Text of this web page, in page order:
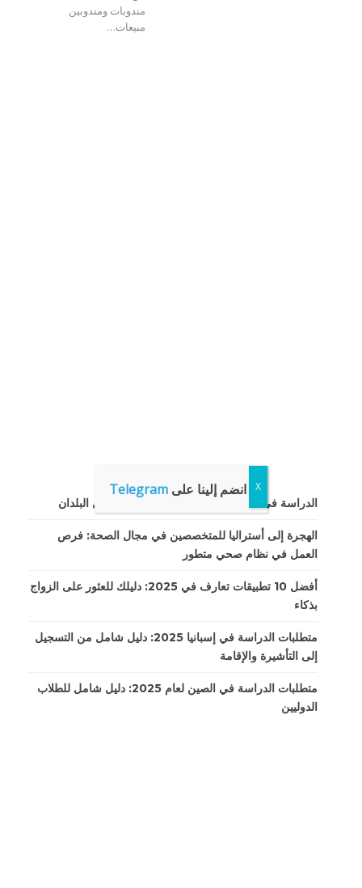
مندوبات ومندوبين
مبيعات…
الدراسة في أستراليا: دليل شامل للطلاب من كل البلدان
الهجرة إلى أستراليا للمتخصصين في مجال الصحة: فرص
العمل في نظام صحي متطور
أفضل 10 تطبيقات تعارف في 2025: دليلك للعثور على الزواج
بذكاء
متطلبات الدراسة في إسبانيا 2025: دليل شامل من التسجيل
إلى التأشيرة والإقامة
متطلبات الدراسة في الصين لعام 2025: دليل شامل للطلاب
الدوليين
انضم إلينا على Telegram